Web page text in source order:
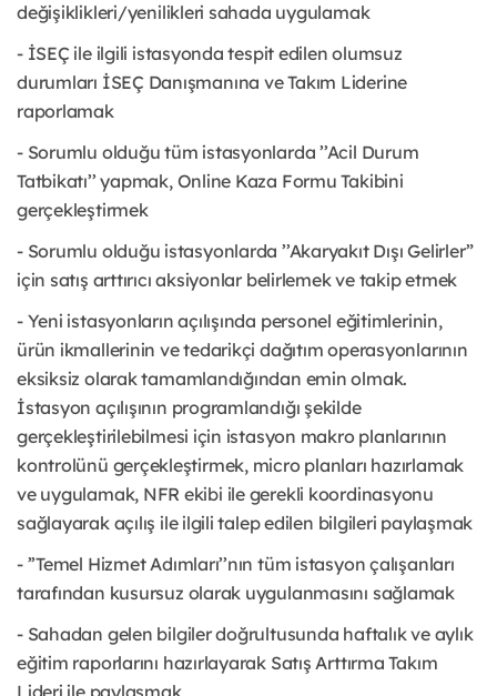
değişiklikleri/yenilikleri sahada uygulamak
- İSEÇ ile ilgili istasyonda tespit edilen olumsuz
durumları İSEÇ Danışmanına ve Takım Liderine
raporlamak
- Sorumlu olduğu tüm istasyonlarda ’’Acil Durum
Tatbikatı’’ yapmak, Online Kaza Formu Takibini
gerçekleştirmek
- Sorumlu olduğu istasyonlarda ’’Akaryakıt Dışı Gelirler”
için satış arttırıcı aksiyonlar belirlemek ve takip etmek
- Yeni istasyonların açılışında personel eğitimlerinin,
ürün ikmallerinin ve tedarikçi dağıtım operasyonlarının
eksiksiz olarak tamamlandığından emin olmak.
İstasyon açılışının programlandığı şekilde
gerçekleştirilebilmesi için istasyon makro planlarının
kontrolünü gerçekleştirmek, micro planları hazırlamak
ve uygulamak, NFR ekibi ile gerekli koordinasyonu
sağlayarak açılış ile ilgili talep edilen bilgileri paylaşmak
- ’’Temel Hizmet Adımları’’nın tüm istasyon çalışanları
tarafından kusursuz olarak uygulanmasını sağlamak
- Sahadan gelen bilgiler doğrultusunda haftalık ve aylık
eğitim raporlarını hazırlayarak Satış Arttırma Takım